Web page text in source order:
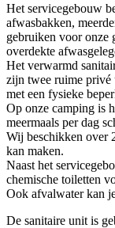
Het servicegebouw
afwasbakken,
gebruiken voor onze
overdekte
Het verwarmd
zijn twee ruime privé
met een fysieke
Op onze camping is
meermaals per dag
Wij beschikken over
kan maken.
Naast het
chemische toiletten
Ook afvalwater kan
De sanitaire unit is